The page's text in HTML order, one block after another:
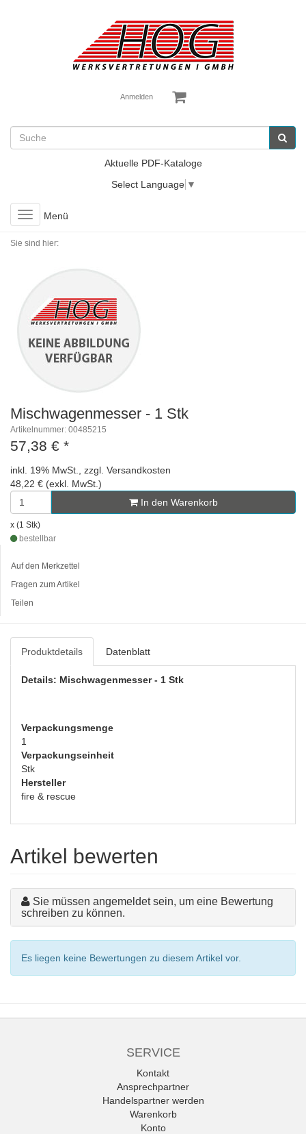
Anmelden
Aktuelle PDF-Kataloge
Select Language ▼
Toggle
navigation
Menü
Sie sind hier:
Mischwagenmesser - 1 Stk
Artikelnummer: 00485215
57,38 € *
inkl. 19% MwSt., zzgl. Versandkosten
48,22 € (exkl. MwSt.)
In den Warenkorb
x (1 Stk)
bestellbar
Auf den Merkzettel
Fragen zum Artikel
Teilen
Produktdetails Datenblatt
Details: Mischwagenmesser - 1 Stk
Verpackungsmenge
1
Verpackungseinheit
Stk
Hersteller
fire & rescue
Artikel bewerten
Sie müssen angemeldet sein, um eine Bewertung
schreiben zu können.
Es liegen keine Bewertungen zu diesem Artikel vor.
SERVICE
Kontakt
Ansprechpartner
Handelspartner werden
Warenkorb
Konto